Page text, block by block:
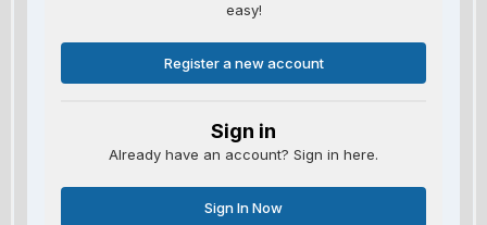
easy!
Register a new account
Sign in
Already have an account? Sign in here.
Sign In Now